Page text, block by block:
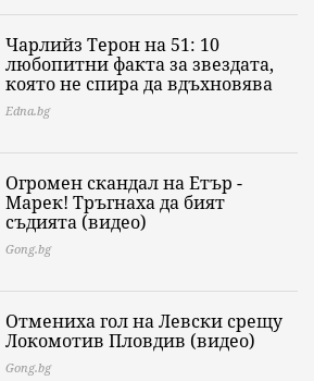
Чарлийз Терон на 51: 10
любопитни факта за звездата,
която не спира да вдъхновява
Edna.bg
Огромен скандал на Етър -
Марек! Тръгнаха да бият
съдията (видео)
Gong.bg
Отмениха гол на Левски срещу
Локомотив Пловдив (видео)
Gong.bg